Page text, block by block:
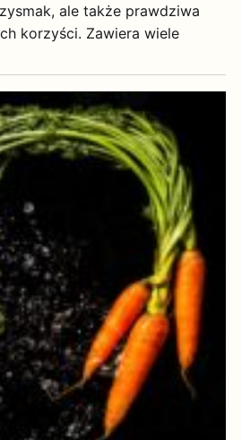
ale także prawdziwa
korzyści. Zawiera wiele